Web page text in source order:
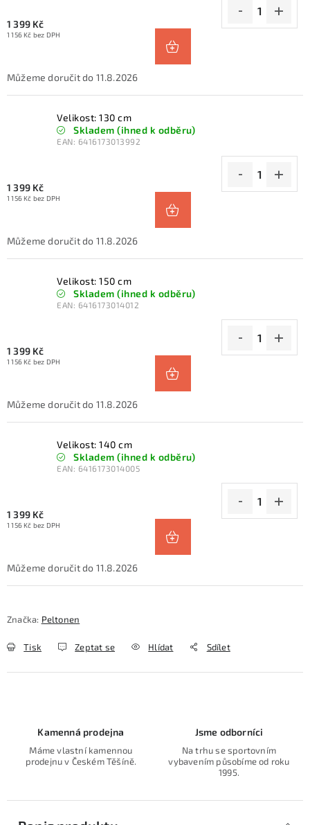
1 399 Kč
1 156 Kč bez DPH
11.8.2026
Velikost: 130 cm
Skladem (ihned k odběru)
EAN: 6416173013992
1 399 Kč
1 156 Kč bez DPH
11.8.2026
Velikost: 150 cm
Skladem (ihned k odběru)
EAN: 6416173014012
1 399 Kč
1 156 Kč bez DPH
11.8.2026
Velikost: 140 cm
Skladem (ihned k odběru)
EAN: 6416173014005
1 399 Kč
1 156 Kč bez DPH
11.8.2026
Značka: Peltonen
Tisk Zeptat se Hlídat Sdílet
Kamenná prodejna
Máme vlastní kamennou
prodejnu v Českém Těšíně.
Jsme odborníci
Na trhu se sportovním
vybavením působíme od roku
1995.